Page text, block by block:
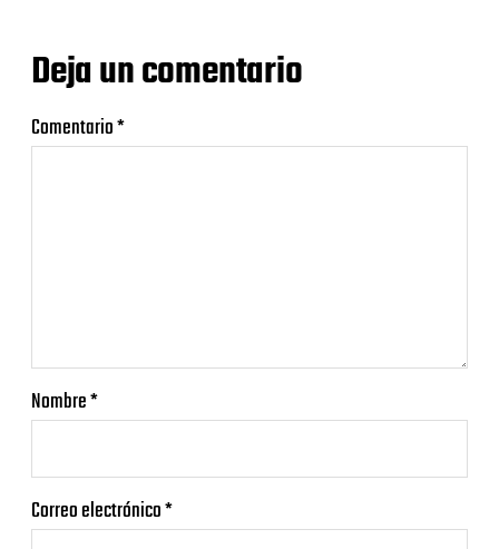
Deja un comentario
Comentario*
Nombre*
Correo electrónico*